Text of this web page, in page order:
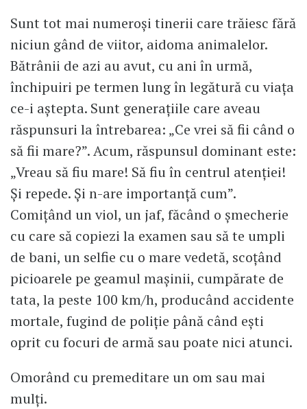
Sunt tot mai numeroși tinerii care trăiesc fără
niciun gând de viitor, aidoma animalelor.
Bătrânii de azi au avut, cu ani în urmă,
închipuiri pe termen lung în legătură cu viața
ce-i aștepta. Sunt generațiile care aveau
răspunsuri la întrebarea: „Ce vrei să fii când o
să fii mare?”. Acum, răspunsul dominant este:
„Vreau să fiu mare! Să fiu în centrul atenției!
Și repede. Și n-are importanță cum”.
Comițând un viol, un jaf, făcând o șmecherie
cu care să copiezi la examen sau să te umpli
de bani, un selfie cu o mare vedetă, scoțând
picioarele pe geamul mașinii, cumpărate de
tata, la peste 100 km/h, producând accidente
mortale, fugind de poliție până când ești
oprit cu focuri de armă sau poate nici atunci.
Omorând cu premeditare un om sau mai
mulți.